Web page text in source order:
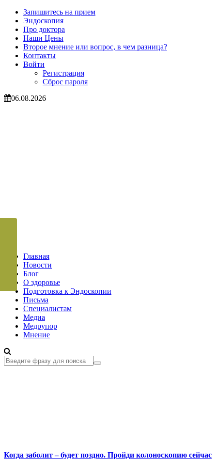
Запишитесь на прием
Эндоскопия
Про доктора
Наши Цены
Второе мнение или вопрос, в чем разница?
Контакты
Войти
Регистрация
Сброс пароля
06.08.2026
Главная
Новости
Блог
О здоровье
Подготовка к Эндоскопии
Письма
Специалистам
Медиа
Медрупор
Мнение
Когда заболит – будет поздно. Пройди колоноскопию сейчас